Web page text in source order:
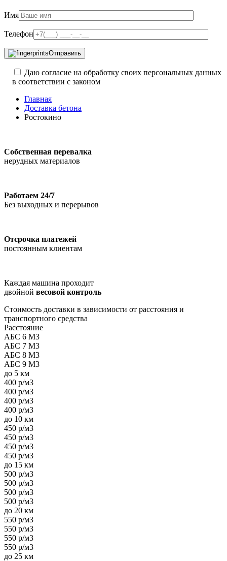
Имя
Телефон
Отправить
Даю согласие на обработку своих персональных данных
в соответствии с законом
Главная
Доставка бетона
Ростокино
Собственная перевалка
нерудных материалов
Работаем 24/7
Без выходных и перерывов
Отсрочка платежей
постоянным клиентам
Каждая машина проходит
двойной весовой контроль
Стоимость доставки в зависимости от расстояния и
транспортного средства
Расстояние
АБС 6 М3
АБС 7 М3
АБС 8 М3
АБС 9 М3
до 5 км
400 р/м3
400 р/м3
400 р/м3
400 р/м3
до 10 км
450 р/м3
450 р/м3
450 р/м3
450 р/м3
до 15 км
500 р/м3
500 р/м3
500 р/м3
500 р/м3
до 20 км
550 р/м3
550 р/м3
550 р/м3
550 р/м3
до 25 км